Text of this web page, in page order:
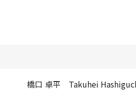
橋口 卓平 Takuhei